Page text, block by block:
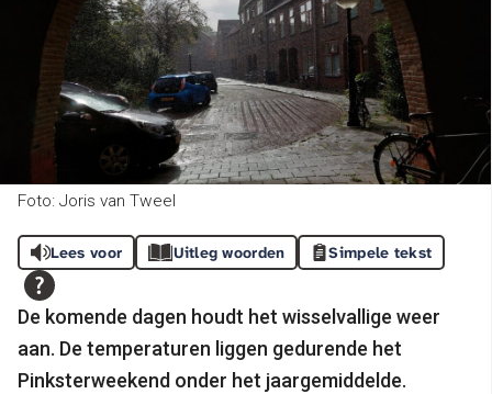
Foto: Joris van Tweel
Lees voor Uitleg woorden Simpele tekst
De komende dagen houdt het wisselvallige weer
aan. De temperaturen liggen gedurende het
Pinksterweekend onder het jaargemiddelde.